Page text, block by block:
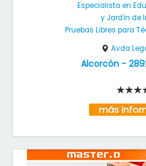
Especialista en
y Jardín de
Pruebas Libres para
Avda
Alcorcón-
más